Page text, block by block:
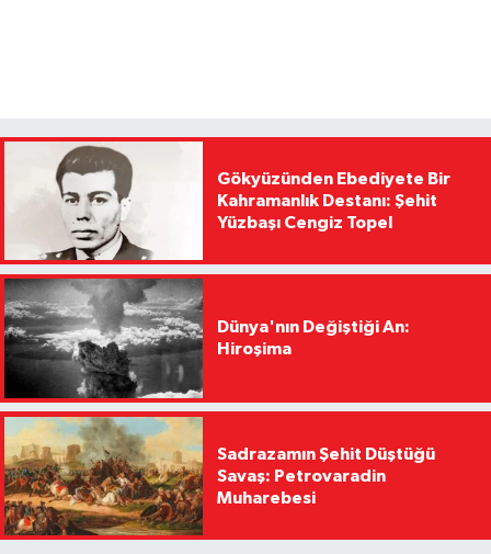
Gökyüzünden Ebediyete Bir
Kahramanlık Destanı: Şehit
Yüzbaşı Cengiz Topel
Dünya'nın Değiştiği An:
Hiroşima
Sadrazamın Şehit Düştüğü
Savaş: Petrovaradin
Muharebesi